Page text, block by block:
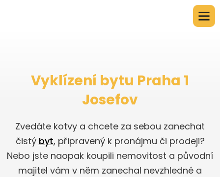
Vyklízení bytu Praha 1
Josefov
Zvedáte kotvy a chcete za sebou zanechat
čistý byt, připravený k pronájmu či prodeji?
Nebo jste naopak koupili nemovitost a původní
majitel vám v něm zanechal nevzhledné a